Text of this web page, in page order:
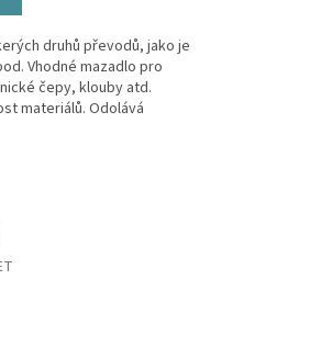
druhů převodů, jako je
Vhodné mazadlo pro
čepy, klouby atd.
materiálů. Odolává